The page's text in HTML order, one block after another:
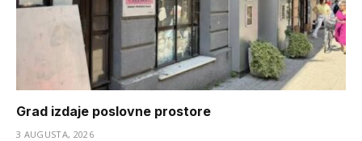
Grad izdaje poslovne prostore
3 AUGUSTA, 2026